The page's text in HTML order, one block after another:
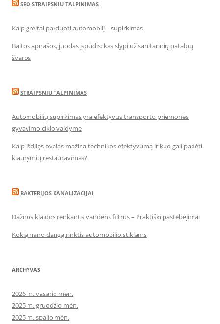
SEO STRAIPSNIU TALPINIMAS
Kaip greitai parduoti automobilį – supirkimas
Baltos apnašos, juodas įspūdis: kas slypi už sanitarinių patalpų
švaros
STRAIPSNIU TALPINIMAS
Automobilių supirkimas yra efektyvus transporto priemonės
gyvavimo ciklo valdyme
Kaip išdilęs ovalas mažina technikos efektyvumą ir kuo gali padėti
kiaurymių restauravimas?
BAKTERIJOS KANALIZACIJAI
Dažnos klaidos renkantis vandens filtrus – Praktiški pastebėjimai
Kokią nano dangą rinktis automobilio stiklams
ARCHYVAS
2026 m. vasario mėn.
2025 m. gruodžio mėn.
2025 m. spalio mėn.